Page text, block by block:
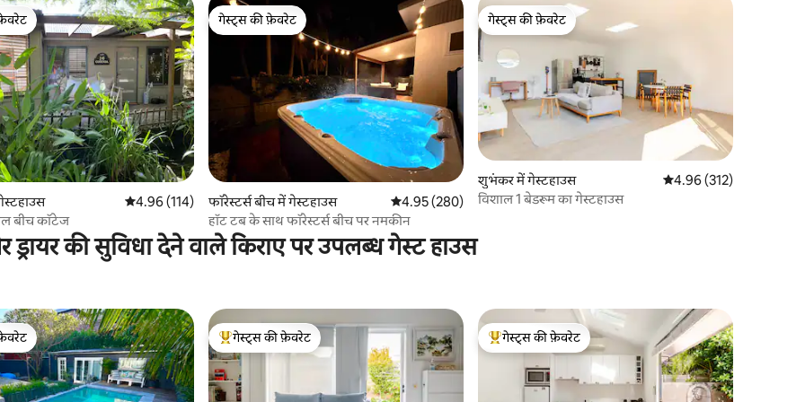
औसत रेटिंग 5 में से 4.96, 114 समीक्षाएँ
4.96 (114)
निजी मोना वेल बीच कॉटेज
गेस्ट्स की फ़ेवरेट
गेस्ट्स की फ़ेवरेट
फॉरेस्टर्स बीच में गेस्टहाउस औसत रेटिंग 5 में से 4.95, 280 समीक्षाएँ
4.95 (280)
हॉट टब के साथ फॉरेस्टर्स बीच पर नमकीन
गेस्ट्स की फ़ेवरेट
गेस्ट्स की फ़ेवरेट
शुभंकर में गेस्टहाउस औसत रेटिंग 5 में से 4.96,
4.96 (312)
विशाल 1 बेडरूम का गेस्टहाउस
की सुविधा देने वाले किराए पर उपलब्ध गेस्ट हाउस
गेस्ट्स का टॉप फ़ेवरेट
गेस्ट्स की फ़ेवरेट
गेस्ट्स का टॉप फ़ेवरेट
गेस्ट्स की फ़ेवरेट